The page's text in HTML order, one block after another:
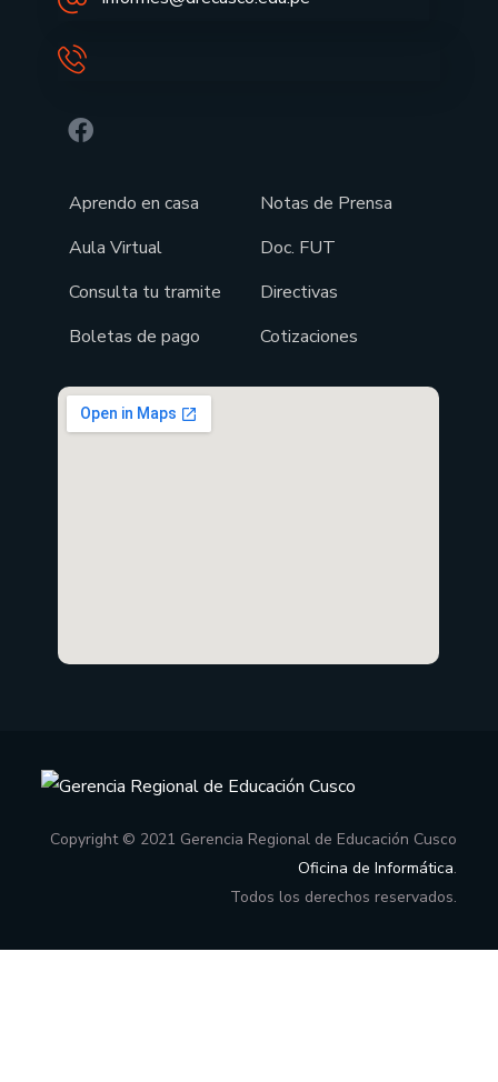
Aprendo en casa
Aula Virtual
Consulta tu tramite
Boletas de pago
Notas de Prensa
Doc. FUT
Directivas
Cotizaciones
Copyright © 2021 Gerencia Regional de Educación Cusco
Oficina de Informática.
Todos los derechos reservados.